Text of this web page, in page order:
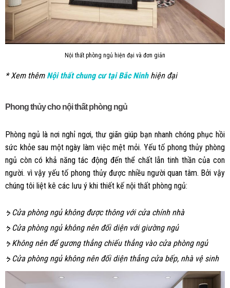
Nội thất phòng ngủ hiện đại và đơn giản
* Xem thêm Nội thất chung cư tại Bắc Ninhhiện đại
Phong thủy cho nội thất phòng ngủ
Phòng ngủ là nơi nghỉ ngơi, thư giãn giúp bạn nhanh chóng phục hồi
sức khỏe sau một ngày làm việc mệt mỏi. Yếu tố phong thủy phòng
ngủ còn có khả năng tác động đến thể chất lẫn tinh thần của con
người. vì vậy yếu tố phong thủy được nhiều người quan tâm. Bởi vậy
chúng tôi liệt kê các lưu ý khi thiết kế nội thất phòng ngủ:
– Cửa phòng ngủ không được thông với cửa chính nhà
– Cửa phòng ngủ không nên đối diện với giường ngủ
– Không nên để gương thẳng chiếu thẳng vào cửa phòng ngủ
– Cửa phòng ngủ không nên đối diện thẳng cửa bếp, nhà vệ sinh